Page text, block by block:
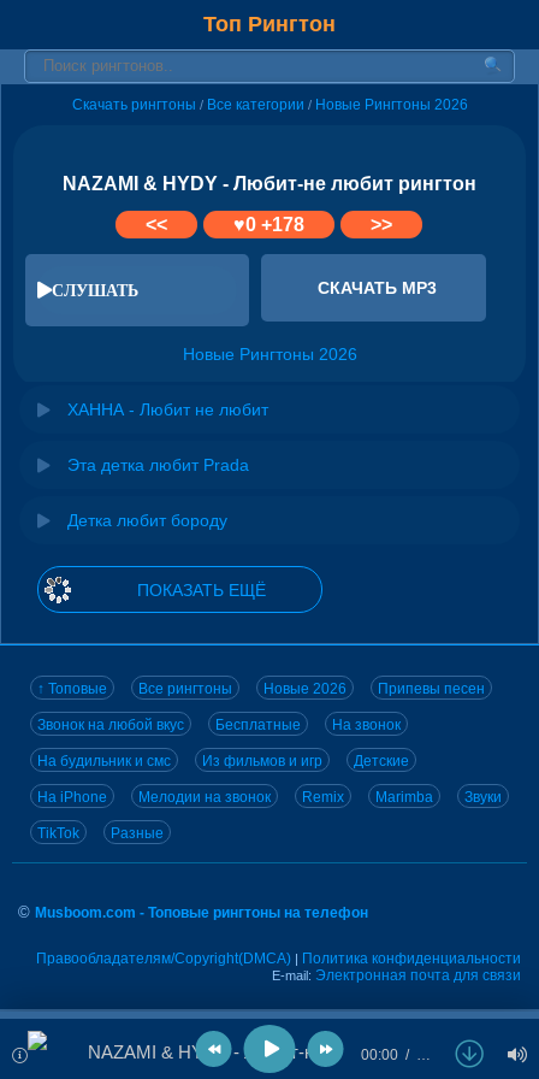
Топ Рингтон
Скачать рингтоны / Все категории / Новые Рингтоны 2026
NAZAMI & HYDY - Любит-не любит рингтон
<<
♥0+178 >>
СЛУШАТЬ СКАЧАТЬ MP3
Новые Рингтоны 2026
ХАННА - Любит не любит
Эта детка любит Prada
Детка любит бороду
ПОКАЗАТЬ ЕЩЁ
↑ Топовые Все рингтоны Новые 2026 Припевы песен
Звонок на любой вкус Бесплатные На звонок
На будильник и смс Из фильмов и игр Детские
На iPhone Мелодии на звонок Remix Marimba Звуки
TikTok Разные
© Musboom.com - Топовые рингтоны на телефон
Правообладателям/Copyright(DMCA) | Политика конфиденциальности
E-mail: Электронная почта для связи
NAZAMI & HYDY - Любит-не любит 00:00 …